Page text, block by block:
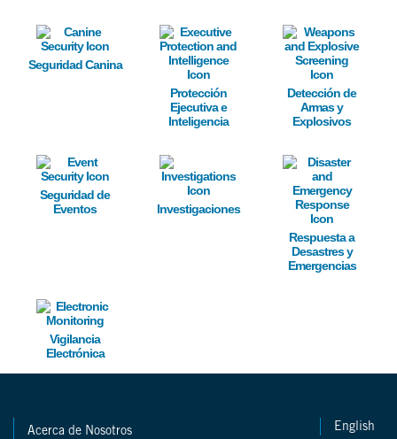
Image
Seguridad Canina
Image
Protección
Ejecutiva e
Inteligencia
Image
Detección de
Armas y
Explosivos
Image
Seguridad de
Eventos
Image
Investigaciones
Image
Respuesta a
Desastres y
Emergencias
Image
Vigilancia
Electrónica
English
Acerca de Nosotros